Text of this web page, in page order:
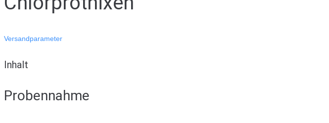
Versandparameter
Inhalt
Probennahme